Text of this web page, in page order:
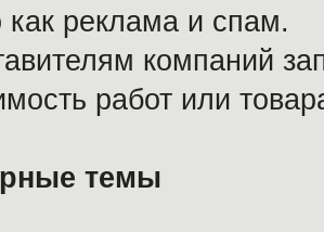
как реклама и спам.
компаний
работ или
темы